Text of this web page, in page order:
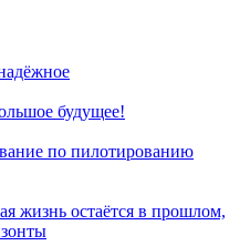
будущее!
по пилотированию
жизнь остаётся в прошлом,